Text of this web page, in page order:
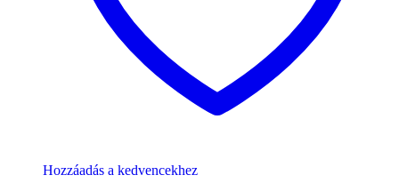
Hozzáadás a kedvencekhez